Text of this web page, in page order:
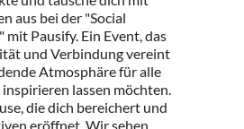
aus bei der "Social
mit Pausify. Ein Event, das
und Verbindung vereint
Atmosphäre für alle
lassen möchten.
die dich bereichert und
eröffnet. Wir sehen